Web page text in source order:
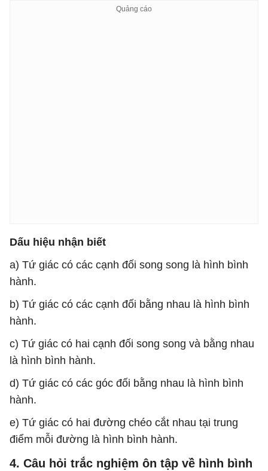
Dấu hiệu nhận biết
a) Tứ giác có các cạnh đối song song là hình bình
hành.
b) Tứ giác có các cạnh đối bằng nhau là hình bình
hành.
c) Tứ giác có hai cạnh đối song song và bằng nhau
là hình bình hành.
d) Tứ giác có các góc đối bằng nhau là hình bình
hành.
e) Tứ giác có hai đường chéo cắt nhau tại trung
điểm mỗi đường là hình bình hành.
4. Câu hỏi trắc nghiệm ôn tập về hình bình